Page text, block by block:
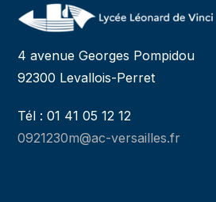
4 avenue Georges Pompidou
92300 Levallois-Perret
Tél : 01 41 05 12 12
0921230m@ac-versailles.fr